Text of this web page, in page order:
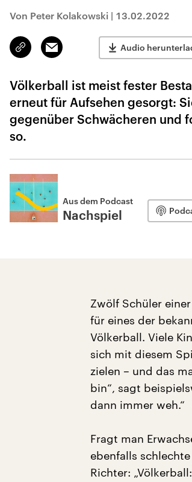
Von Peter Kolakowski | 13.02.2022
Link
kopieren/teilen
Email Audio
Völkerball ist meist fester
erneut für Aufsehen gesorgt:
gegenüber Schwächeren und
so.
Aus dem Podcast
Nachspiel
Zwölf Schüler
für eines der
Völkerball. Viele
sich mit diesem
zielen – und das
bin“, sagt
dann immer weh.“
Fragt man
ebenfalls
Richter: